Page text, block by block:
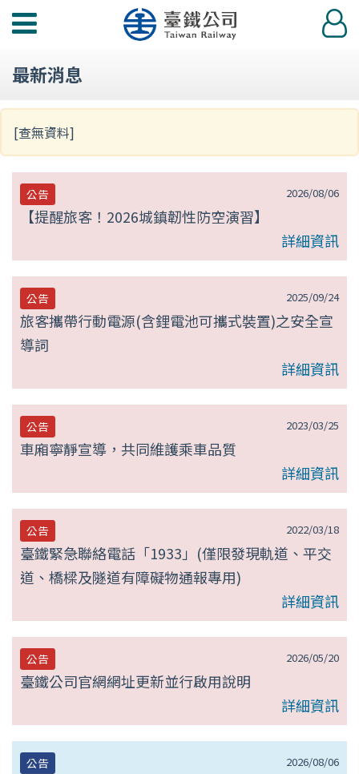
功
選
登
入
最新消息
[查無資料]
2026/08/06
公告
【提醒旅客！2026城鎮韌性防空演習】
詳細資訊
2025/09/24
公告
旅客攜帶行動電源(含鋰電池可攜式裝置)之安全宣
導詞
詳細資訊
2023/03/25
公告
車廂寧靜宣導，共同維護乘車品質
詳細資訊
2022/03/18
公告
臺鐵緊急聯絡電話「1933」(僅限發現軌道、平交
道、橋樑及隧道有障礙物通報專用)
詳細資訊
2026/05/20
公告
臺鐵公司官網網址更新並行啟用說明
詳細資訊
2026/08/06
公告